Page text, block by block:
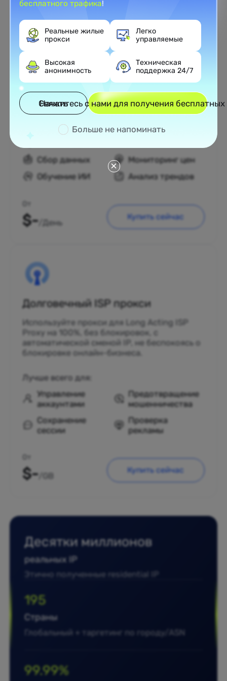
Неограниченный резидентный
прокси
60+ регионов с реальными residential IP.
Выделенные прокси-серверы с
неограниченным трафиком,
поддерживающие сверхвысокое число
Лучше всего для:
Сбор данных
Мониторинг цен
Обучение ИИ
Анализ трендов
$- /День
Купить сейчас
Долговечный ISP прокси
Используйте прокси для Long Acting ISP
Proxy на 100%, без блокировок, с
автоматической сменой IP, не беспокоясь о
блокировке онлайн-бизнеса.
Лучше всего для:
Управление
аккаунтами
Предотвращение
мошенничества
Сохранение
сессии
Проверка
рекламы
$- /GB
Купить сейчас
Десятки миллионов
реальных IP
Этично полученные residential IP
195
Страны
Глобальный + таргетинг по городу/ASN
99.99%
бесплатного трафика!
Реальные жилые
прокси
Легко
управляемые
Высокая
анонимность
Техническая
поддержка 24/7
Начать
Свяжитесь с нами для получения
Больше не напоминать